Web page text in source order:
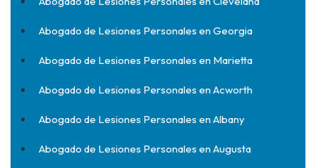
Abogado de Lesiones Personales en Georgia
Abogado de Lesiones Personales en Marietta
Abogado de Lesiones Personales en Acworth
Abogado de Lesiones Personales en Albany
Abogado de Lesiones Personales en Augusta